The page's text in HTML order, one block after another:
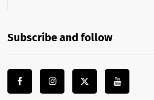
Subscribe and follow